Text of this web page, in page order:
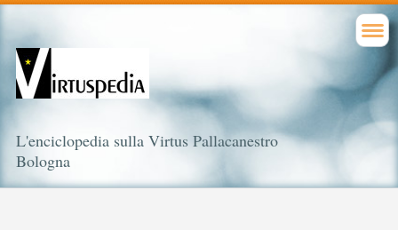
L'enciclopedia sulla Virtus Pallacanestro
Bologna